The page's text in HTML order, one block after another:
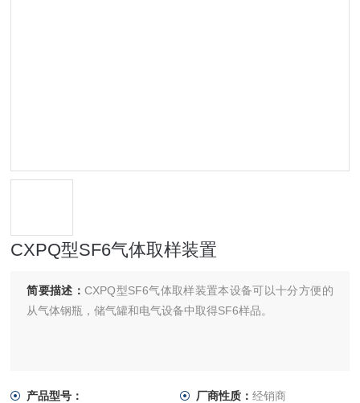
CXPQ型SF6气体取样装置
简要描述：CXPQ型SF6气体取样装置本设备可以十分方便的
从气体钢瓶，储气罐和电气设备中取得SF6样品。
产品型号： 厂商性质： 经销商